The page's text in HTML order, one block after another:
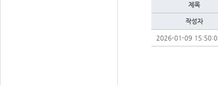
제목
작성자
2026-01-09